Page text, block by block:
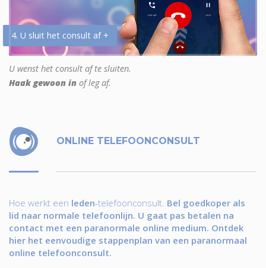
4. U sluit het consult af +
U wenst het consult af te sluiten.
Haak gewoon in of leg af.
ONLINE TELEFOONCONSULT
Hoe werkt een leden-telefoonconsult. Bel goedkoper als
lid naar normale telefoonlijn. U gaat pas betalen na
contact met een paranormale online medium. Ontdek
hier het eenvoudige stappenplan van een paranormaal
online telefoonconsult.